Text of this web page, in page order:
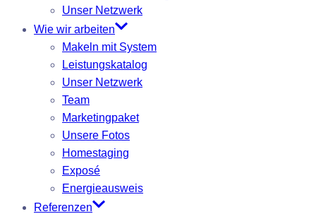
Unser Netzwerk
Wie wir arbeiten
Makeln mit System
Leistungskatalog
Unser Netzwerk
Team
Marketingpaket
Unsere Fotos
Homestaging
Exposé
Energieausweis
Referenzen